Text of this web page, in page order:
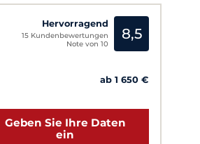
Hervorragend
15 Kundenbewertungen
Note von 10
8,5
ab 1 650 €
Geben Sie Ihre Daten
ein